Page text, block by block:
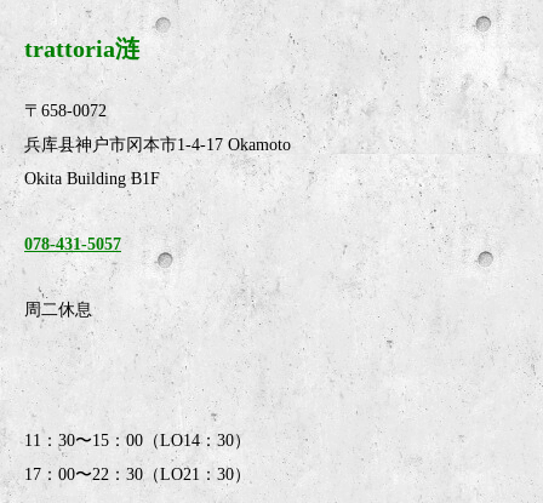
trattoria涟
〒658-0072
兵库县神户市冈本市1-4-17 Okamoto
Okita Building B1F
078-431-5057
周二休息
11：30〜15：00（LO14：30）
17：00〜22：30（LO21：30）